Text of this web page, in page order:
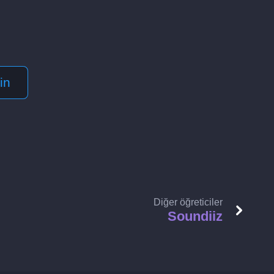
Diğer öğreticiler
Soundiiz